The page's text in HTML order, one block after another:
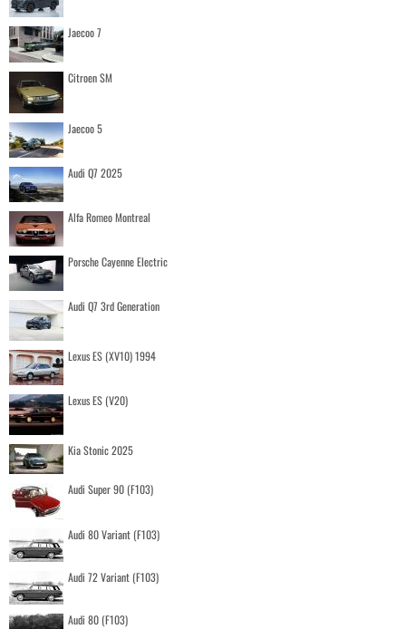
Jaecoo 7
Citroen SM
Jaecoo 5
Audi Q7 2025
Alfa Romeo Montreal
Porsche Cayenne Electric
Audi Q7 3rd Generation
Lexus ES (XV10) 1994
Lexus ES (V20)
Kia Stonic 2025
Audi Super 90 (F103)
Audi 80 Variant (F103)
Audi 72 Variant (F103)
Audi 80 (F103)